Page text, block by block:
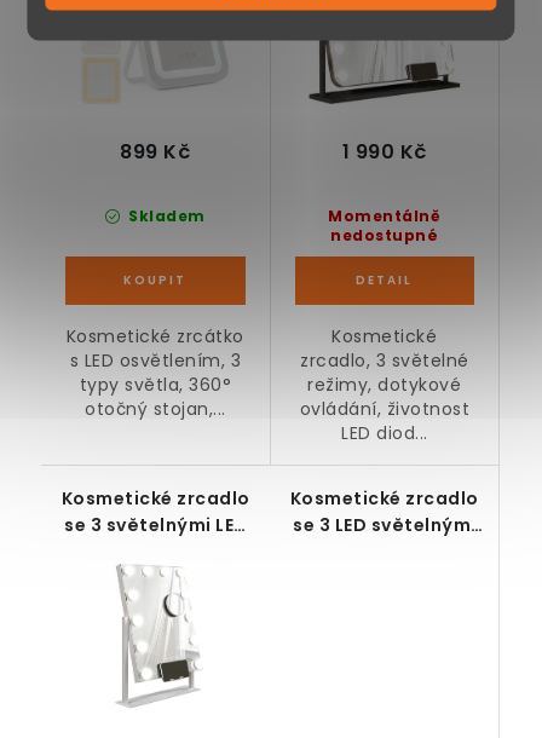
Skladem
899 Kč
Kosmetické zrcátko
s LED osvětlením, 3
typy světla, 360°
otočný stojan,...
Momentálně
nedostupné
1 990 Kč
Kosmetické
zrcadlo, 3 světelné
režimy, dotykové
ovládání, životnost
LED diod...
Kosmetické zrcadlo
se 3 světelnými LED
Kosmetické zrcadlo
se 3 LED světelnými